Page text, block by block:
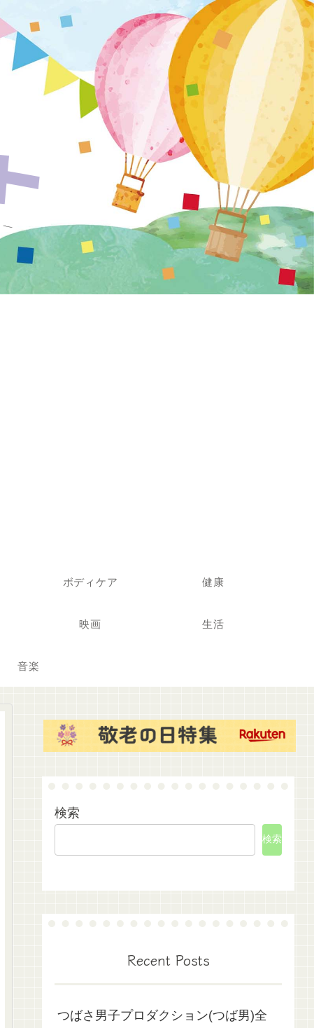
ボディケア 健康
映画 生活
音楽
検索
検索
Recent Posts
つばさ男子プロダクション(つば男)全